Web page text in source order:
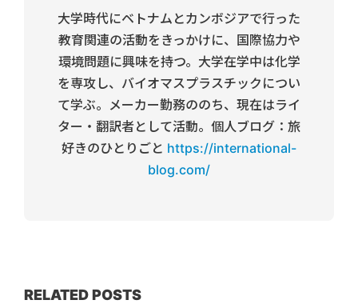
大学時代にベトナムとカンボジアで行った
教育関連の活動をきっかけに、国際協力や
環境問題に興味を持つ。大学在学中は化学
を専攻し、バイオマスプラスチックについ
て学ぶ。メーカー勤務ののち、現在はライ
ター・翻訳者として活動。個人ブログ：旅
好きのひとりごと https://international-
blog.com/
RELATED POSTS